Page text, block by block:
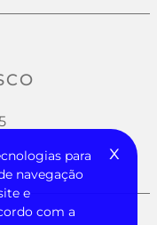
x
para
navegação
e
com a